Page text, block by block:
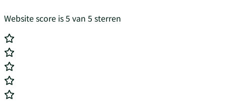
Website score is 5 van 5 sterren